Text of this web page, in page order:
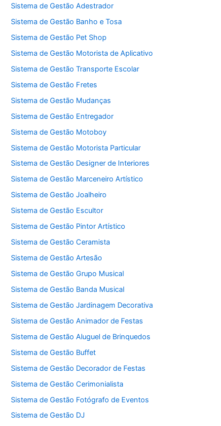
Sistema de Gestão Adestrador
Sistema de Gestão Banho e Tosa
Sistema de Gestão Pet Shop
Sistema de Gestão Motorista de Aplicativo
Sistema de Gestão Transporte Escolar
Sistema de Gestão Fretes
Sistema de Gestão Mudanças
Sistema de Gestão Entregador
Sistema de Gestão Motoboy
Sistema de Gestão Motorista Particular
Sistema de Gestão Designer de Interiores
Sistema de Gestão Marceneiro Artístico
Sistema de Gestão Joalheiro
Sistema de Gestão Escultor
Sistema de Gestão Pintor Artístico
Sistema de Gestão Ceramista
Sistema de Gestão Artesão
Sistema de Gestão Grupo Musical
Sistema de Gestão Banda Musical
Sistema de Gestão Jardinagem Decorativa
Sistema de Gestão Animador de Festas
Sistema de Gestão Aluguel de Brinquedos
Sistema de Gestão Buffet
Sistema de Gestão Decorador de Festas
Sistema de Gestão Cerimonialista
Sistema de Gestão Fotógrafo de Eventos
Sistema de Gestão DJ